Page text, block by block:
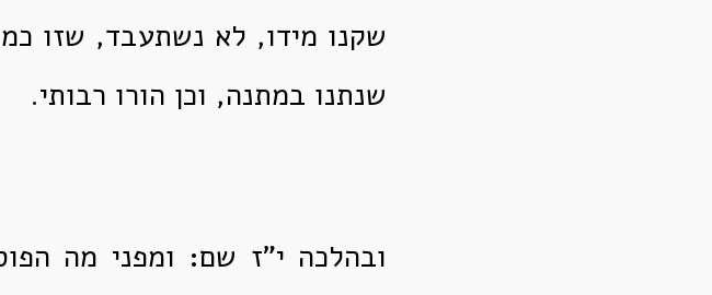
שקנו מידו, לא נשתעבד, שזו
שנתנו במתנה, וכן הורו רבותי.
ובהלכה י"ז שם: ומפני מה